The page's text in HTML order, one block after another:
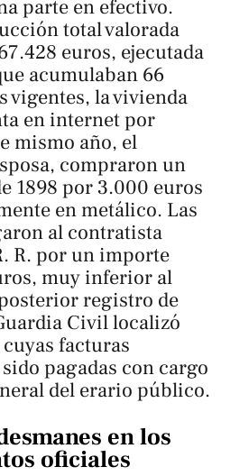
parte en efectivo.
total valorada
euros, ejecutada
acumulaban 66
vigentes, la vivienda
en internet por
mismo año, el
compraron un
1898 por 3.000 euros
en metálico. Las
al contratista
R. por un importe
muy inferior al
registro de
Civil localizó
facturas
pagadas con cargo
del erario público.
en los
oficiales